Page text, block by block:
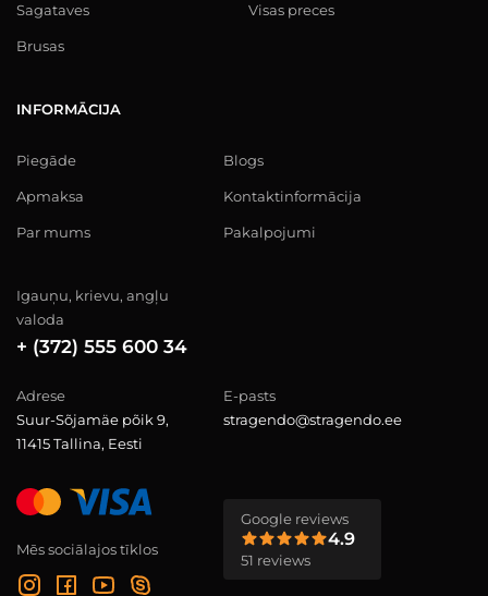
Sagataves
Brusas
Visas preces
INFORMĀCIJA
Piegāde
Apmaksa
Par mums
Blogs
Kontaktinformācija
Pakalpojumi
Igauņu, krievu, angļu
valoda
+ (372) 555 600 34
Adrese
Suur-Sõjamäe põik 9,
11415 Tallina, Eesti
E-pasts
stragendo@stragendo.ee
Mēs sociālajos tīklos
Google reviews
4.9
51 reviews